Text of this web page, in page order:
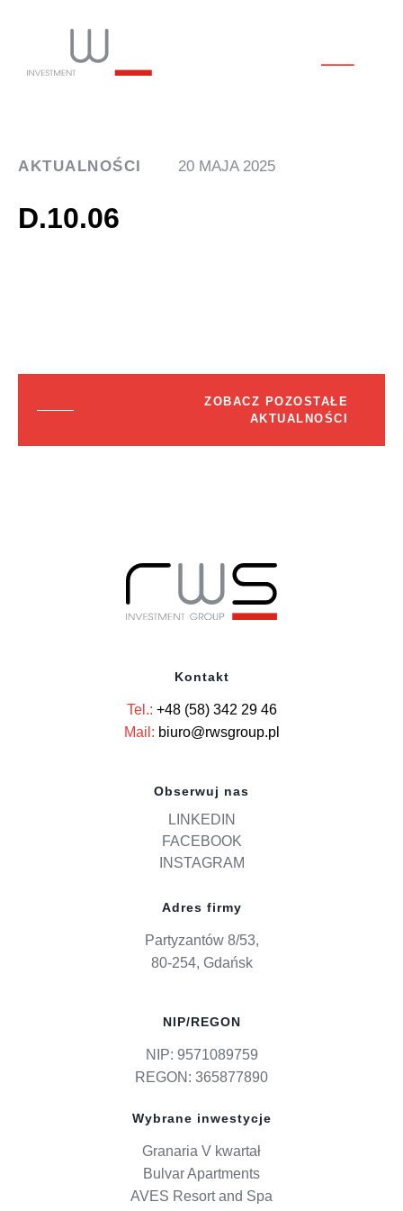
AKTUALNOŚCI 20 MAJA 2025
D.10.06
ZOBACZ POZOSTAŁE
AKTUALNOŚCI
Kontakt
Tel.: +48 (58) 342 29 46
Mail: biuro@rwsgroup.pl
Obserwuj nas
LINKEDIN
FACEBOOK
INSTAGRAM
Adres firmy
Partyzantów 8/53,
80-254, Gdańsk
NIP/REGON
NIP: 9571089759
REGON: 365877890
Wybrane inwestycje
Granaria V kwartał
Bulvar Apartments
AVES Resort and Spa